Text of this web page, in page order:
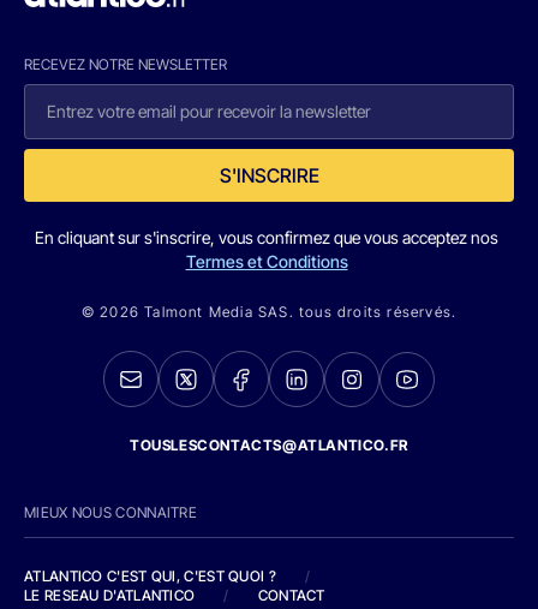
RECEVEZ NOTRE NEWSLETTER
S'INSCRIRE
En cliquant sur s'inscrire, vous confirmez que vous acceptez nos
Termes et Conditions
© 2026 Talmont Media SAS. tous droits réservés.
TOUSLESCONTACTS@ATLANTICO.FR
MIEUX NOUS CONNAITRE
ATLANTICO C'EST QUI, C'EST QUOI ?
/
LE RESEAU D'ATLANTICO
/ CONTACT